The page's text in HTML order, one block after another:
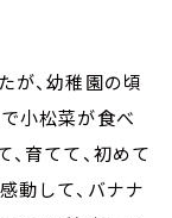
が、幼稚園の頃
小松菜が食べ
育てて、初めて
動して、バナナ